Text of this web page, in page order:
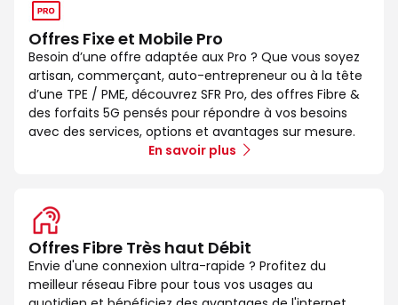
Offres Fixe et Mobile Pro
Besoin d’une offre adaptée aux Pro ? Que vous soyez
artisan, commerçant, auto-entrepreneur ou à la tête
d’une TPE / PME, découvrez SFR Pro, des offres Fibre &
des forfaits 5G pensés pour répondre à vos besoins
avec des services, options et avantages sur mesure.
En savoir plus
Offres Fibre Très haut Débit
Envie d'une connexion ultra-rapide ? Profitez du
meilleur réseau Fibre pour tous vos usages au